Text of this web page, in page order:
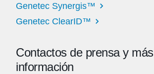
Genetec Synergis™
Genetec ClearID™
Contactos de prensa y más
información